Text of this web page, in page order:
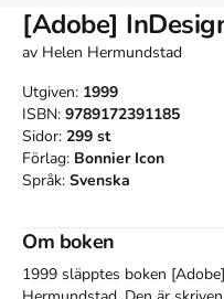
[Adobe]
av Helen Hermundstad
Utgiven: 1999
ISBN: 9789172391185
Sidor: 299 st
Förlag: Bonnier Icon
Språk: Svenska
Om boken
1999 släpptes boken